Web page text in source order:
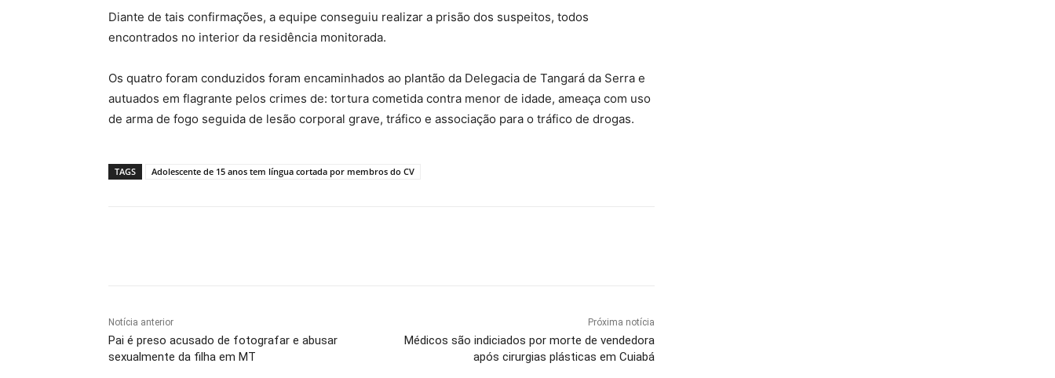
Diante de tais confirmações, a equipe conseguiu realizar a prisão dos suspeitos, todos
encontrados no interior da residência monitorada.
Os quatro foram conduzidos foram encaminhados ao plantão da Delegacia de Tangará da Serra e
autuados em flagrante pelos crimes de: tortura cometida contra menor de idade, ameaça com uso
de arma de fogo seguida de lesão corporal grave, tráfico e associação para o tráfico de drogas.
TAGS Adolescente de 15 anos tem língua cortada por membros do CV
Notícia anterior
Pai é preso acusado de fotografar e abusar
sexualmente da filha em MT
Próxima notícia
Médicos são indiciados por morte de vendedora
após cirurgias plásticas em Cuiabá